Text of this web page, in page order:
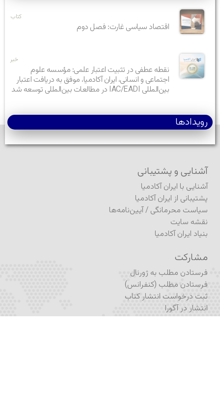
کتاب
اقتصاد سیاسی غارت: فصل دوم
خبر
نقطه عطفی در تثبیت اعتبار علمی: مؤسسه علوم
اجتماعی و انسانی، ایران آکادمیا، موفق به دریافت اعتبار
بین‌المللی IAC/EADI در مطالعات بین‌المللی توسعه شد
رویدادها
آشنایی و پشتیبانی
آشنایی با ایران آکادمیا
پشتیبانی از ایران آکادمیا
سیاست محرمانگی /آیین‌نامه‌ها
نقشه سایت
بنیاد ایران آکادمیا
مشارکت
فرستادن مطلب به ژورنال
فرستادن مطلب (کنفرانس)
ثبت درخواست انتشار کتاب
انتشار در آگورا